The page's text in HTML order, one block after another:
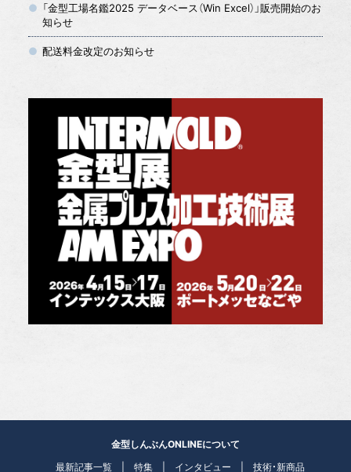
「金型工場名鑑2025 データベース（Win Excel）」販売開始のお
知らせ
配送料金改定のお知らせ
金型しんぶんONLINEについて
最新記事一覧
特集 インタビュー 技術・新商品